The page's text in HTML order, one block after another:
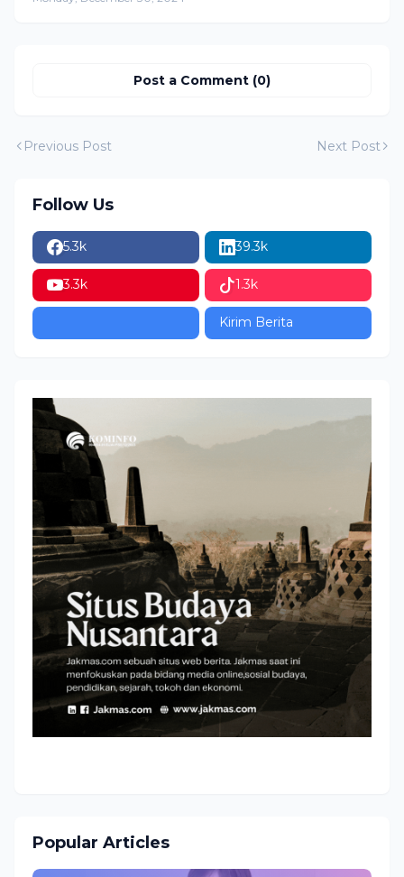
Post a Comment (0)
Previous Post Next Post
Follow Us
5.3k 39.3k
3.3k 1.3k
Kirim Berita
Popular Articles